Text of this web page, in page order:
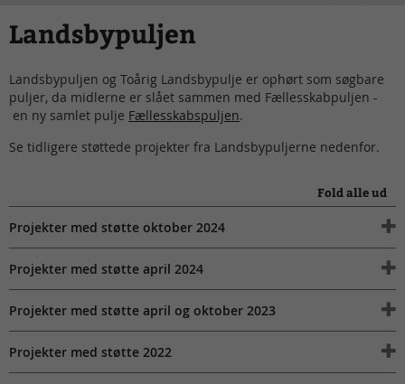
Landsbypuljen
Landsbypuljen og Toårig Landsbypulje er ophørt som søgbare
puljer, da midlerne er slået sammen med Fællesskabpuljen -
en ny samlet pulje Fællesskabspuljen.
Se tidligere støttede projekter fra Landsbypuljerne nedenfor.
Fold alle ud
Projekter med støtte oktober 2024
Projekter med støtte april 2024
Projekter med støtte april og oktober 2023
Projekter med støtte 2022